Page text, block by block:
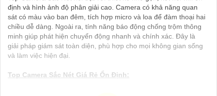
định và hình ảnh độ phân giải cao. Camera có khả năng quan
sát có màu vào ban đêm, tích hợp micro và loa để đàm thoại hai
chiều dễ dàng. Ngoài ra, tính năng báo động chống trộm thông
minh giúp phát hiện chuyển động nhanh và chính xác. Đây là
giải pháp giám sát toàn diện, phù hợp cho mọi không gian sống
và làm việc hiện đại.
Top Camera Sắc Nét Giá Rẻ Ổn Định: